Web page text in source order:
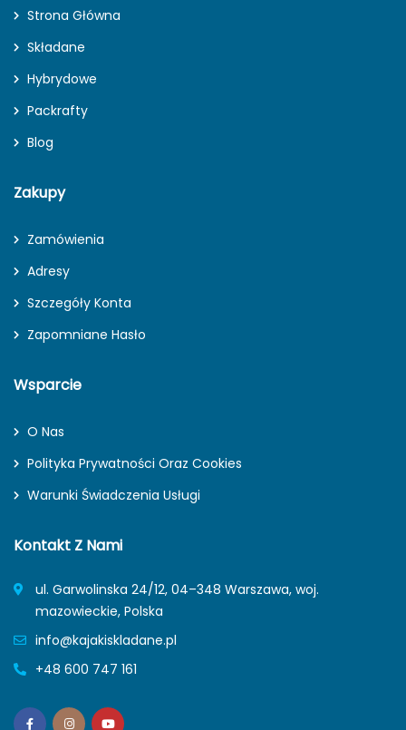
Strona Główna
Składane
Hybrydowe
Packrafty
Blog
Zakupy
Zamówienia
Adresy
Szczegóły Konta
Zapomniane Hasło
Wsparcie
O Nas
Polityka Prywatności Oraz Cookies
Warunki Świadczenia Usługi
Kontakt Z Nami
ul. Garwolinska 24/12, 04–348 Warszawa, woj.
mazowieckie, Polska
info@kajakiskladane.pl
+48 600 747 161